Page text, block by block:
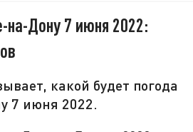
на-Дону 7 июня 2022:
какой будет погода
7 июня 2022.